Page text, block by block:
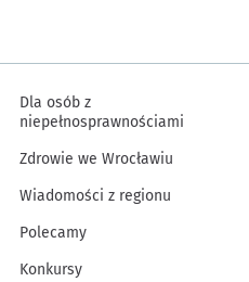
Dla osób z
niepełnosprawnościami
Zdrowie we Wrocławiu
Wiadomości z regionu
Polecamy
Konkursy